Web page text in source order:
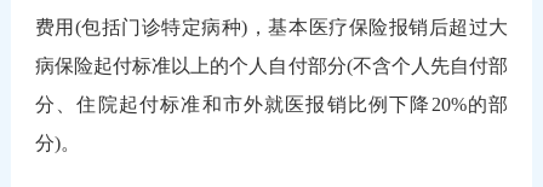
费用(包括门诊特定病种)，基本医疗保险报销后超过大
病保险起付标准以上的个人自付部分(不含个人先自付部
分、住院起付标准和市外就医报销比例下降20%的部
分)。